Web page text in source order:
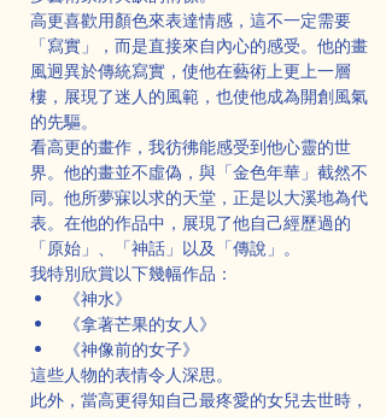
高更喜歡用顏色來表達情感，這不一定需要
「寫實」，而是直接來自內心的感受。他的畫
風迥異於傳統寫實，使他在藝術上更上一層
樓，展現了迷人的風範，也使他成為開創風氣
的先驅。
看高更的畫作，我彷彿能感受到他心靈的世
界。他的畫並不虛偽，與「金色年華」截然不
同。他所夢寐以求的天堂，正是以大溪地為代
表。在他的作品中，展現了他自己經歷過的
「原始」、「神話」以及「傳說」。
我特別欣賞以下幾幅作品：
《神水》
《拿著芒果的女人》
《神像前的女子》
這些人物的表情令人深思。
此外，當高更得知自己最疼愛的女兒去世時，